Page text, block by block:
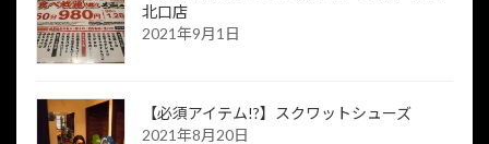
北口店
2021年9月1日
【必須アイテム!?】スクワットシューズ
2021年8月20日